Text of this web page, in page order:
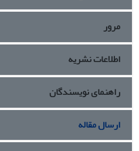
مرور
اطلاعات نشریه
راهنمای نویسندگان
ارسال مقاله